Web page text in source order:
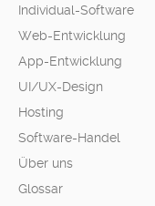
Individual-Software
Web-Entwicklung
App-Entwicklung
UI/UX-Design
Hosting
Software-Handel
Über uns
Glossar